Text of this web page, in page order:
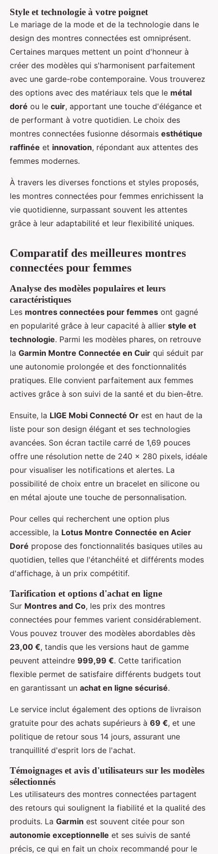
Style et technologie à votre poignet
Le mariage de la mode et de la technologie dans le
design des montres connectées est omniprésent.
Certaines marques mettent un point d'honneur à
créer des modèles qui s'harmonisent parfaitement
avec une garde-robe contemporaine. Vous trouverez
des options avec des matériaux tels que le métal
doré ou le cuir, apportant une touche d'élégance et
de performant à votre quotidien. Le choix des
montres connectées fusionne désormais esthétique
raffinée et innovation, répondant aux attentes des
femmes modernes.
À travers les diverses fonctions et styles proposés,
les montres connectées pour femmes enrichissent la
vie quotidienne, surpassant souvent les attentes
grâce à leur adaptabilité et leur flexibilité uniques.
Comparatif des meilleures montres
connectées pour femmes
Analyse des modèles populaires et leurs
caractéristiques
Les montres connectées pour femmes ont gagné
en popularité grâce à leur capacité à allier style et
technologie. Parmi les modèles phares, on retrouve
la Garmin Montre Connectée en Cuir qui séduit par
une autonomie prolongée et des fonctionnalités
pratiques. Elle convient parfaitement aux femmes
actives grâce à son suivi de la santé et du bien-être.
Ensuite, la LIGE Mobi Connecté Or est en haut de la
liste pour son design élégant et ses technologies
avancées. Son écran tactile carré de 1,69 pouces
offre une résolution nette de 240 x 280 pixels, idéale
pour visualiser les notifications et alertes. La
possibilité de choix entre un bracelet en silicone ou
en métal ajoute une touche de personnalisation.
Pour celles qui recherchent une option plus
accessible, la Lotus Montre Connectée en Acier
Doré propose des fonctionnalités basiques utiles au
quotidien, telles que l'étanchéité et différents modes
d'affichage, à un prix compétitif.
Tarification et options d'achat en ligne
Sur Montres and Co, les prix des montres
connectées pour femmes varient considérablement.
Vous pouvez trouver des modèles abordables dès
23,00 €, tandis que les versions haut de gamme
peuvent atteindre 999,99 €. Cette tarification
flexible permet de satisfaire différents budgets tout
en garantissant un achat en ligne sécurisé.
Le service inclut également des options de livraison
gratuite pour des achats supérieurs à 69 €, et une
politique de retour sous 14 jours, assurant une
tranquillité d'esprit lors de l'achat.
Témoignages et avis d'utilisateurs sur les modèles
sélectionnés
Les utilisateurs des montres connectées partagent
des retours qui soulignent la fiabilité et la qualité des
produits. La Garmin est souvent citée pour son
autonomie exceptionnelle et ses suivis de santé
précis, ce qui en fait un choix recommandé pour le